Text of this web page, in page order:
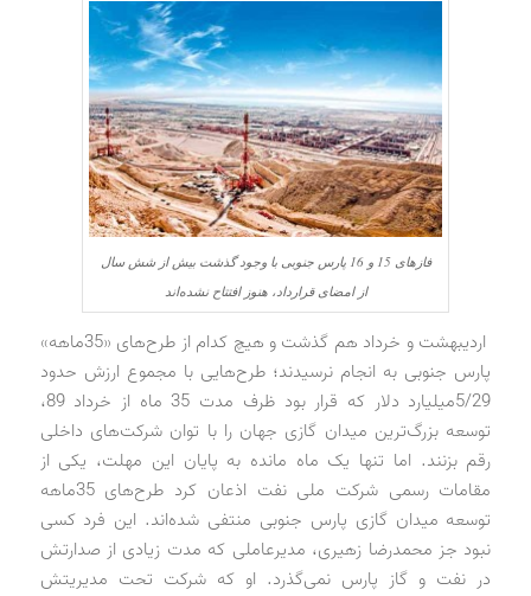
فازهای 15 و 16 پارس جنوبی با وجود گذشت بیش از شش سال
از امضای قرارداد، هنوز افتتاح نشده‌اند
اردیبهشت و خرداد هم گذشت و هیچ کدام از طرح‌های «35‌ماهه»
پارس جنوبی به انجام نرسیدند؛ طرح‌هایی با مجموع ارزش حدود
5/29میلیارد دلار که قرار بود ظرف مدت 35 ماه از خرداد 89،
توسعه بزرگ‌ترین میدان گازی جهان را با توان شرکت‌های داخلی
رقم بزنند. اما تنها یک ماه مانده به پایان این مهلت،‌ یکی از
مقامات رسمی شرکت ملی نفت اذعان کرد طرح‌های 35ماهه
توسعه میدان گازی پارس جنوبی منتفی شده‌اند. این فرد کسی
نبود جز محمدرضا زهیری، مدیرعاملی که مدت زیادی از صدارتش
در نفت و گاز پارس نمی‌گذرد. او که شرکت تحت مدیریتش